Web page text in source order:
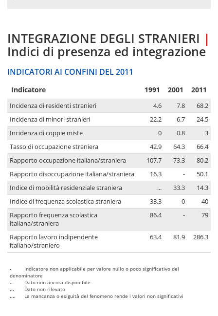
INTEGRAZIONE DEGLI STRANIERI |
Indici di presenza ed integrazione
INDICATORI AI CONFINI DEL 2011
Indicatore 1991 2001 2011
Incidenza di residenti stranieri 4.6 7.8
68.2
Incidenza di minori stranieri
22.2 6.7
24.5
Incidenza di coppie miste
0 0.8
3
Tasso di occupazione straniera
42.9 64.3
66.4
Rapporto occupazione italiana/straniera
107.7 73.3
80.2
Rapporto disoccupazione italiana/straniera
16.3 -
50.1
Indice di mobilità residenziale straniera
... 33.3
14.3
Indice di frequenza scolastica straniera
33.3 0
40
Rapporto frequenza scolastica
italiana/straniera
86.4 - 79
Rapporto lavoro indipendente
italiano/straniero
63.4 81.9 286.3
-
Indicatore non applicabile per valore nullo o poco significativo del
denominatore
..
Dato non ancora disponibile
...
Dato non rilevato
....
La mancanza o esiguità del fenomeno rende i valori non significativi